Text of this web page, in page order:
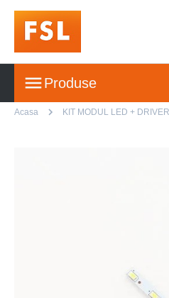
Produse
Acasa KIT MODUL LED +